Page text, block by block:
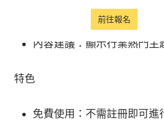
前往報名
內容建議：顯示行業熱門主
特色
免費使用：不需註冊即可進